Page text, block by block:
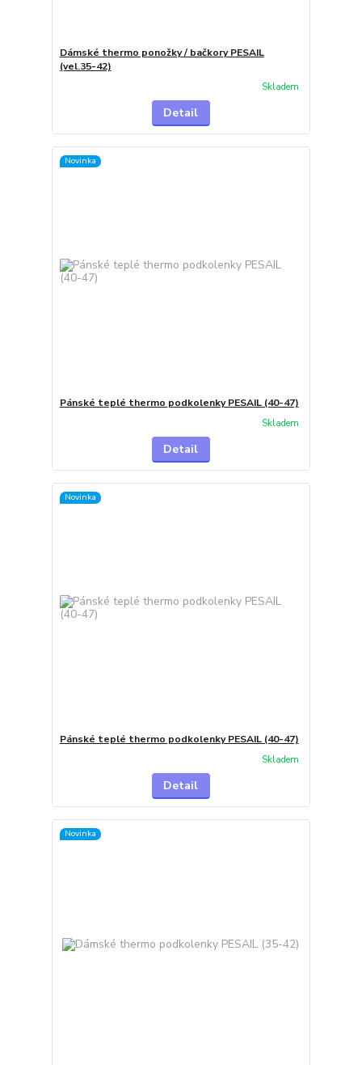
Dámské thermo ponožky / bačkory PESAIL
(vel.35-42)
Skladem
Detail
Novinka
Pánské teplé thermo podkolenky PESAIL (40-47)
Skladem
Detail
Novinka
Pánské teplé thermo podkolenky PESAIL (40-47)
Skladem
Detail
Novinka